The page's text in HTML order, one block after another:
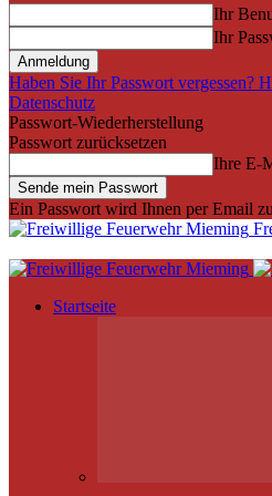
Ihr
Ihr
Haben Sie Ihr Passwort vergessen?
Datenschutz
Passwort-Wiederherstellung
Passwort zurücksetzen
Ihre E-
Ein Passwort wird Ihnen per Email
Startseite